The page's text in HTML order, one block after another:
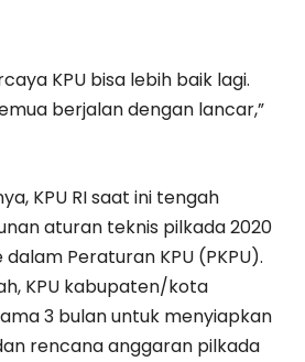
KPU bisa lebih baik lagi.
berjalan dengan lancar,”
KPU RI saat ini tengah
aturan teknis pilkada 2020
Peraturan KPU (PKPU).
KPU kabupaten/kota
3 bulan untuk menyiapkan
rencana anggaran pilkada